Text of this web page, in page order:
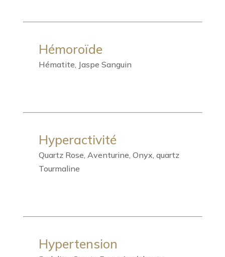
Hémoroïde
Hématite, Jaspe Sanguin
Hyperactivité
Quartz Rose, Aventurine, Onyx, quartz
Tourmaline
Hypertension